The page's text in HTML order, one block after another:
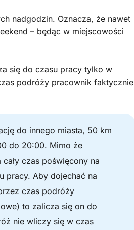
nadgodzin. Oznacza, że nawet
– będąc w miejscowości
się do czasu pracy tylko w
podróży pracownik faktycznie
do innego miasta, 50 km
do 20:00. Mimo że
czas poświęcony na
pracy. Aby dojechać na
czas podróży
to zalicza się on do
nie wliczy się w czas